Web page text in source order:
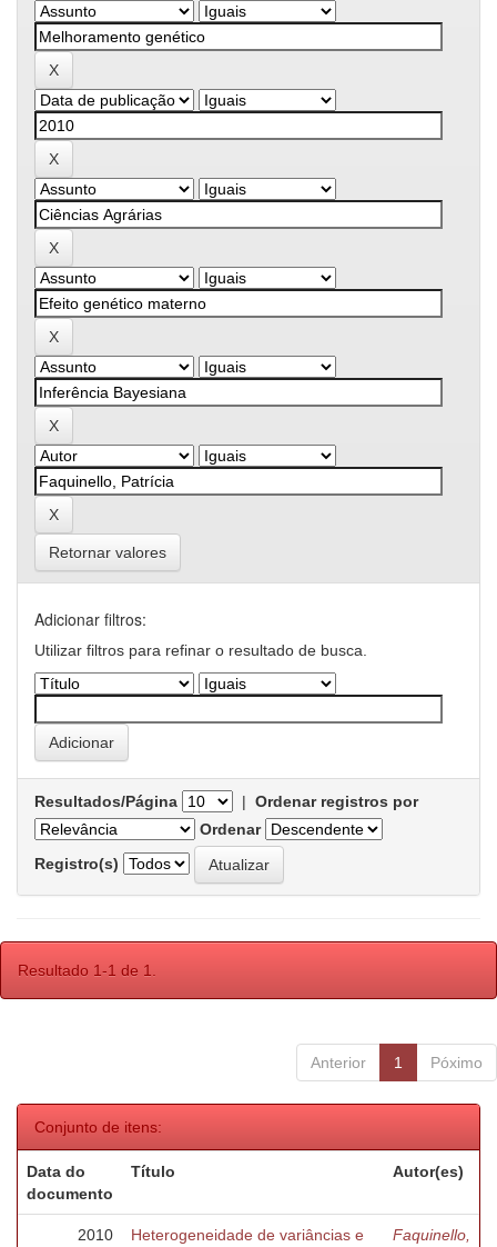
Retornar valores
Adicionar filtros:
Utilizar filtros para refinar o resultado de busca.
Resultados/Página | Ordenar registros por
Ordenar
Registro(s)
Resultado 1-1 de 1.
Anterior 1 Póximo
Conjunto de itens:
Data do
documento
Título Autor(es)
2010
Heterogeneidade de variâncias e
Faquinello,